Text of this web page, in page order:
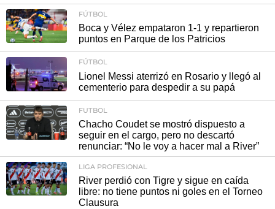
FÚTBOL
Boca y Vélez empataron 1-1 y repartieron
puntos en Parque de los Patricios
FÚTBOL
Lionel Messi aterrizó en Rosario y llegó al
cementerio para despedir a su papá
FUTBOL
Chacho Coudet se mostró dispuesto a
seguir en el cargo, pero no descartó
renunciar: “No le voy a hacer mal a River”
LIGA PROFESIONAL
River perdió con Tigre y sigue en caída
libre: no tiene puntos ni goles en el Torneo
Clausura